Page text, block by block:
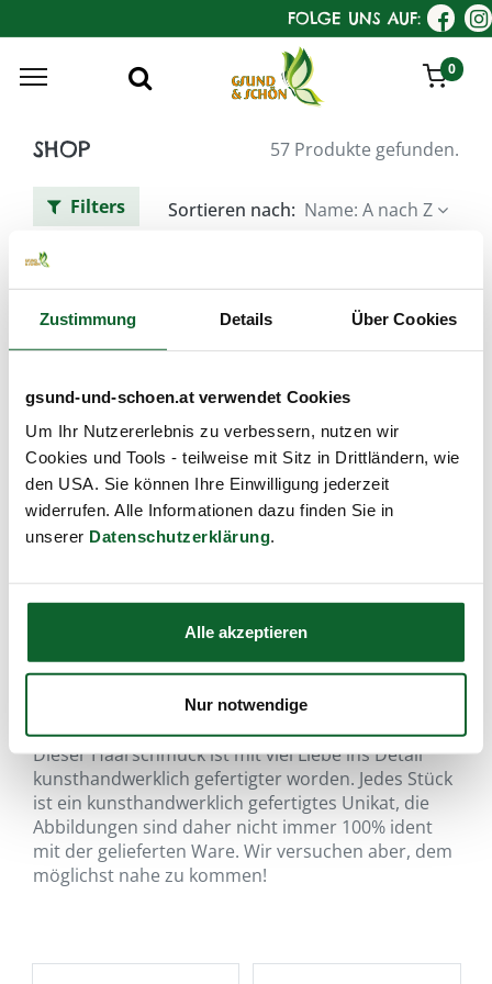
Zustimmung Details Über Cookies
gsund-und-schoen.at verwendet Cookies
Um Ihr Nutzererlebnis zu verbessern, nutzen wir
Cookies und Tools - teilweise mit Sitz in Drittländern, wie
den USA. Sie können Ihre Einwilligung jederzeit
widerrufen. Alle Informationen dazu finden Sie in
unserer Datenschutzerklärung.
Alle akzeptieren
Nur notwendige
FOLGE UNS AUF:
0
SHOP 57 Produkte gefunden.
Filters Sortieren nach: Name: A nach Z
KostKamm Schmuck
(kunsthandwerklich)
für eine schöne Frisur…
Dieser Haarschmuck ist mit viel Liebe ins Detail
kunsthandwerklich gefertigter worden. Jedes Stück
ist ein kunsthandwerklich gefertigtes Unikat, die
Abbildungen sind daher nicht immer 100% ident
mit der gelieferten Ware. Wir versuchen aber, dem
möglichst nahe zu kommen!